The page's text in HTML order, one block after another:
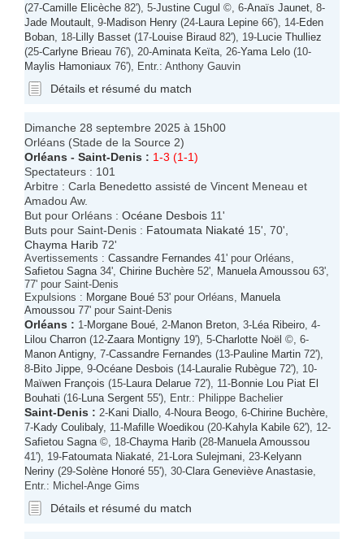
(27-Camille Elicèche 82'), 5-Justine Cugul ©, 6-Anaïs Jaunet , 8-
Jade Moutault , 9-Madison Henry (24- Laura Lepine 66'), 14-Eden
Boban , 18- Lilly Basset (17- Louise Biraud 82'), 19- Lucie Thulliez
(25-Carlyne Brieau 76'), 20-Aminata Keïta , 26-Yama Lelo (10-
Maylis Hamoniaux 76'), Entr.: Anthony Gauvin
Détails et résumé du match
Dimanche 28 septembre 2025 à 15h00
Orléans (Stade de la Source 2)
Orléans - Saint-Denis : 1-3 (1-1)
Spectateurs : 101
Arbitre : Carla Benedetto assisté de Vincent Meneau et
Amadou Aw.
But pour Orléans : Océane Desbois 11'
Buts pour Saint-Denis : Fatoumata Niakaté 15', 70',
Chayma Harib 72'
Avertissements : Cassandre Fernandes 41' pour Orléans,
Safietou Sagna 34', Chirine Buchère 52', Manuela Amoussou 63',
77' pour Saint-Denis
Expulsions : Morgane Boué 53' pour Orléans,
Manuela
Amoussou 77' pour Saint-Denis
Orléans : 1-Morgane Boué , 2-Manon Breton , 3- Léa Ribeiro , 4-
Lilou Charron (12-Zaara Montigny 19'), 5-Charlotte Noël ©, 6-
Manon Antigny, 7-Cassandre Fernandes (13-Pauline Martin 72'),
8-Bito Jippe , 9-Océane Desbois (14- Lauralie Rubègue 72'), 10-
Maïwen François (15- Laura Delarue 72'), 11-Bonnie Lou Piat El
Bouhati (16- Luna Sergent 55'), Entr.: Philippe Bachelier
Saint-Denis : 2-Kani Diallo , 4-Noura Beogo , 6-Chirine Buchère
7-Kady Coulibaly, 11-Mafille Woedikou (20-Kahyla Kabile 62'), 12-
Safietou Sagna ©, 18-Chayma Harib (28-Manuela Amoussou
41'), 19-Fatoumata Niakaté , 21- Lora Sulejmani , 23-Kelyann
Neriny (29-Solène Honoré 55'), 30-Clara Geneviève Anastasie
Entr.: Michel-Ange Gims
Détails et résumé du match